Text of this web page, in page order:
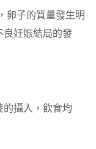
卵子的質量發生明
良妊娠結局的發
的攝入，飲食均